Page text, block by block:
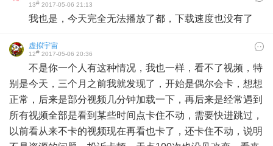
13# 2017-05-06 21:13
我也是，今天完全无法播放了都，下载速度也没有了
虚拟宇宙
12# 2017-05-06 20:36
不是你一个人有这种情况，我也一样，看不了视频，特
别是今天，三个月之前我就发现了，开始是偶尔会卡，想想
正常，后来是部分视频几分钟加载一下，再后来是经常遇到
所有视频全部是看到某些时间点卡住不动，需要快进跳过，
以前看从来不卡的视频现在再看也卡了，还卡住不动，说明